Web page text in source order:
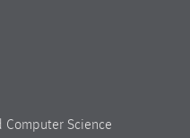
Computer Science